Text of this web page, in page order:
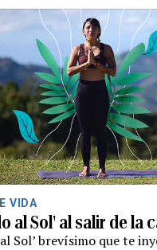
VIDA
al Sol' al salir de la
Sol’ brevísimo que te